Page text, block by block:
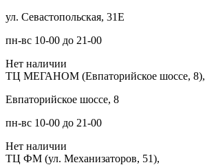
ул. Севастопольская, 31Е
пн-вс 10-00 до 21-00
Нет наличии
ТЦ МЕГАНОМ (Евпаторийское шоссе, 8),
Евпаторийское шоссе, 8
пн-вс 10-00 до 21-00
Нет наличии
ТЦ ФМ (ул. Механизаторов, 51),